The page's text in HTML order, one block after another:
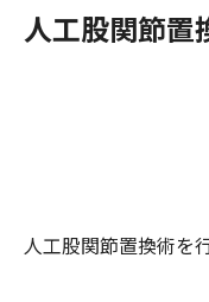
人工股関節置
人工股関節置換術を